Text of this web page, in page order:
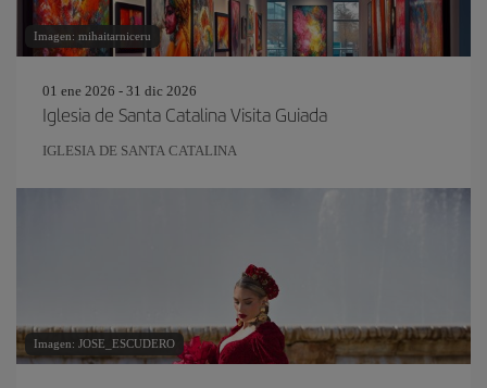
Imagen: mihaitarniceru
01 ene 2026 - 31 dic 2026
Iglesia de Santa Catalina Visita Guiada
IGLESIA DE SANTA CATALINA
Imagen: JOSE_ESCUDERO